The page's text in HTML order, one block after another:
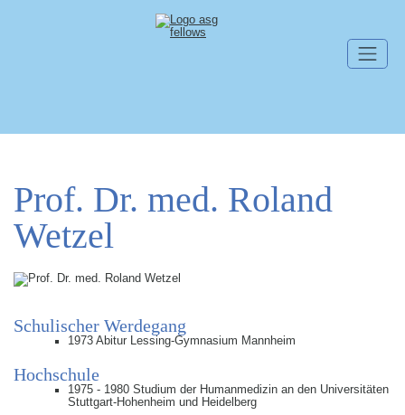
Prof. Dr. med. Roland
Wetzel
Schulischer Werdegang
1973 Abitur Lessing-Gymnasium Mannheim
Hochschule
1975 - 1980 Studium der Humanmedizin an den Universitäten
Stuttgart-Hohenheim und Heidelberg